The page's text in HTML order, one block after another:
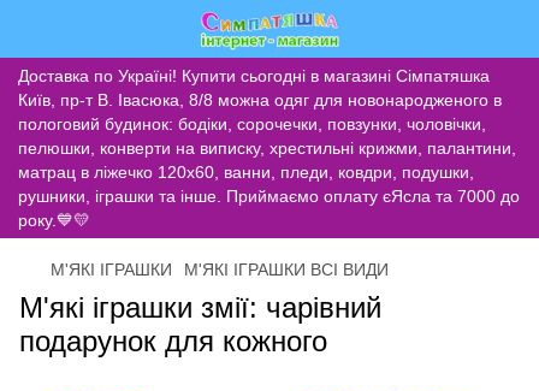
Доставка по Україні! Купити сьогодні в магазині Сімпатяшка
Київ, пр-т В. Івасюка, 8/8 можна одяг для новонародженого в
пологовий будинок: бодіки, сорочечки, повзунки, чоловічки,
пелюшки, конверти на виписку, хрестильні крижми, палантини,
матрац в ліжечко 120х60, ванни, пледи, ковдри, подушки,
рушники, іграшки та інше. Приймаємо оплату єЯсла та 7000 до
року.💙💛
М'ЯКІ ІГРАШКИ М'ЯКІ ІГРАШКИ ВСІ ВИДИ
М'які іграшки змії: чарівний
подарунок для кожного